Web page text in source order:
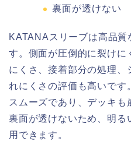
裏面が透けない
KATANAスリーブは高品
す。側面が圧倒的に裂けに
にくさ、接着部分の処理、
れにくさの評価も高いです
スムーズであり、デッキも
裏面が透けないため、明る
用できます。